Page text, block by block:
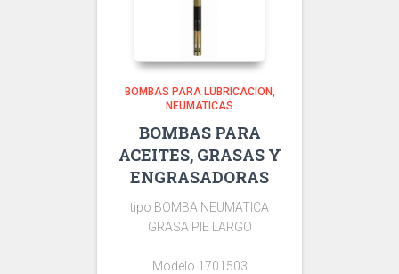
BOMBAS PARA LUBRICACION
NEUMATICAS
BOMBAS PARA
ACEITES, GRASAS Y
ENGRASADORAS
tipo BOMBA NEUMATICA
GRASA PIE LARGO
Modelo 1701503